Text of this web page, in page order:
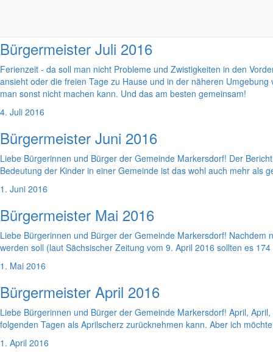
Bürgermeister Juli 2016
Ferienzeit - da soll man nicht Probleme und Zwistigkeiten in den
ansieht oder die freien Tage zu Hause und in der näheren
man sonst nicht machen kann. Und das am besten gemeinsam!
4. Juli 2016
Bürgermeister Juni 2016
Liebe Bürgerinnen und Bürger der Gemeinde Markersdorf! Der
Bedeutung der Kinder in einer Gemeinde ist das wohl auch mehr als
1. Juni 2016
Bürgermeister Mai 2016
Liebe Bürgerinnen und Bürger der Gemeinde Markersdorf!
werden soll (laut Sächsischer Zeitung vom 9. April 2016 sollten es
1. Mai 2016
Bürgermeister April 2016
Liebe Bürgerinnen und Bürger der Gemeinde Markersdorf! April,
folgenden Tagen als Aprilscherz zurücknehmen kann. Aber ich
1. April 2016